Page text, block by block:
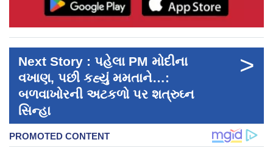
Next Story : પહેલા PM મોદીના
વખાણ, પછી કહ્યું મમતાને…:
બળવાખોરની અટકળો પર શત્રુઘ્ન
સિન્હા
>